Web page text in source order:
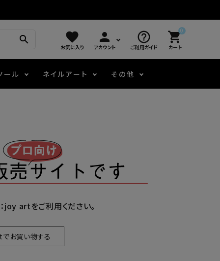
search favorite
お気に入り
person
アカウント
help_outline
ご利用ガイド
0
shopping_cart
カート
アートインク
ニュアンスジェル
エメナコラボジェル
ール
容器・ポーチ
ネイルアート
その他
その他
joy artをご利用ください。
お買い物する